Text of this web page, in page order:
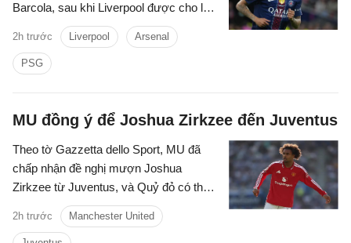
Barcola, sau khi Liverpool được cho là
đã gửi lời đề nghị đầu tiên đến PSG.
2h trước Liverpool Arsenal
PSG
MU đồng ý để Joshua Zirkzee đến Juventus
Theo tờ Gazzetta dello Sport, MU đã
chấp nhận đề nghị mượn Joshua
Zirkzee từ Juventus, và Quỷ đỏ có thể
mua thêm tiền đạo trong thời gian còn lại
ở Hè 2026.
2h trước Manchester United